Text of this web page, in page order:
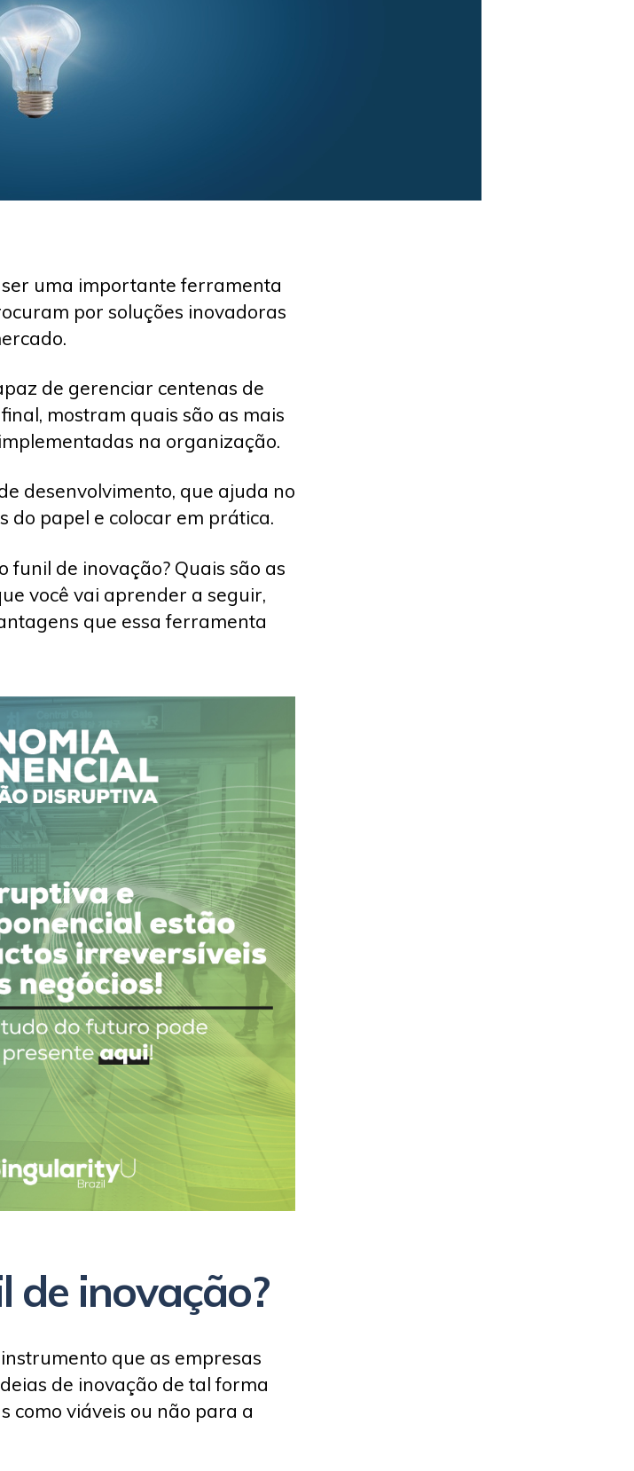
uma importante ferramenta
por soluções inovadoras
de gerenciar centenas de
mostram quais são as mais
na organização.
desenvolvimento, que ajuda no
do papel e colocar em prática.
funil de inovação? Quais são as
você vai aprender a seguir,
que essa ferramenta
de inovação?
que as empresas
de inovação de tal forma
como viáveis ou não para a